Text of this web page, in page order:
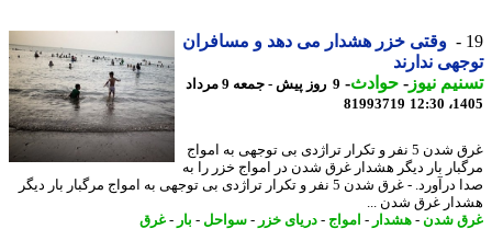
وقتی خزر هشدار می دهد و مسافران
ندارند
نیوز-حوادث -
9 روز پیش - جمعه 9 مرداد
81993719
غرق شدن 5 نفر و تکرار تراژدی بی توجهی به امواج
بار دیگر هشدار غرق شدن در امواج خزر را به
صدا درآورد. - غرق شدن 5 نفر و تکرار تراژدی بی توجهی به امواج مرگبار بار دیگر
غرق شدن ...
شدن-هشدار-امواج-دریای خزر -سواحل-بار - غرق